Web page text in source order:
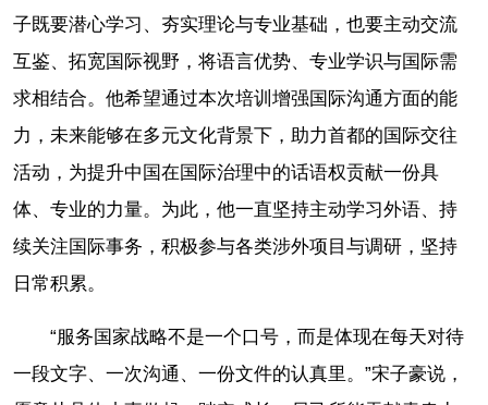
子既要潜心学习、夯实理论与专业基础，也要主动交流
互鉴、拓宽国际视野，将语言优势、专业学识与国际需
求相结合。他希望通过本次培训增强国际沟通方面的能
力，未来能够在多元文化背景下，助力首都的国际交往
活动，为提升中国在国际治理中的话语权贡献一份具
体、专业的力量。为此，他一直坚持主动学习外语、持
续关注国际事务，积极参与各类涉外项目与调研，坚持
日常积累。
“服务国家战略不是一个口号，而是体现在每天对待
一段文字、一次沟通、一份文件的认真里。”宋子豪说，